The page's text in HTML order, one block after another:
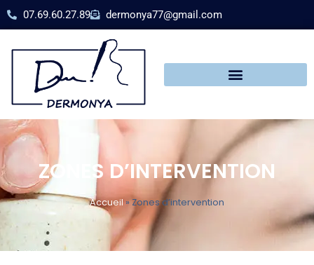
07.69.60.27.89 dermonya77@gmail.com
ZONES D’INTERVENTION
Accueil »Zones d’intervention